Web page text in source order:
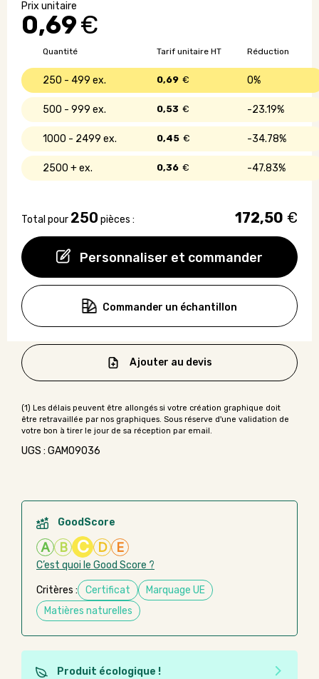
0,69€
Personnaliser et commander
5
couleurs
Quantité Réduction
Tarif unitaire HT
250 - 499 0%
0,69 €
500 - 999 23.19%
0,53 €
1000 - 2499 34.78%
0,45 €
2500 + 47.83%
0,36 €
Total pour 250 pièces : 172,50 €
Commander un échantillon
Ajouter au devis
UGS : GAMO9036
GoodScore
A B C D E
C’est quoi le Good Score ?
Critères : Certificat
Marquage UE
Matières naturelles
Produit écologique !